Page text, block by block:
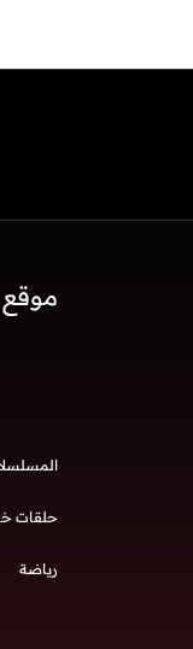
موقع
حلقات
رياضة